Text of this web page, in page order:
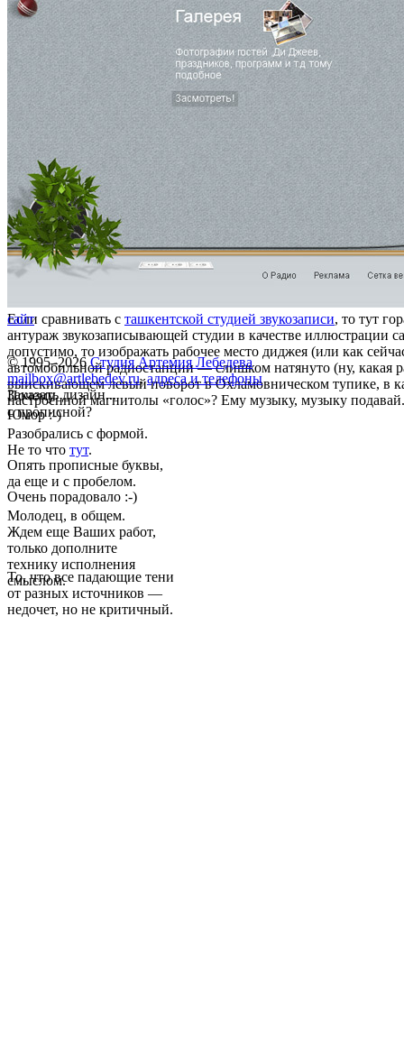
Если сравнивать с ташкентской студией звукозаписи, то тут
антураж звукозаписывающей студии в качестве иллюстрации
допустимо, то изображать рабочее место диджея (или как
автомобильной радиостанции — слишком натянуто (ну, какая
выискивающем левый поворот в Охламовническом тупике, в
настроенной магнитолы «голос»? Ему музыку, музыку подавай.
Почему
с прописной?
Юмор :-)
Разобрались с формой.
Не то что тут.
Опять прописные буквы,
да еще и с пробелом.
Очень порадовало :-)
Молодец, в общем.
Ждем еще Ваших работ,
только дополните
технику исполнения
смыслом.
То, что все падающие тени
от разных источников —
недочет, но не критичный.
сайт
© 1995–2026 Студия Артемия Лебедева
mailbox@artlebedev.ru, адреса и телефоны
Заказать дизайн...